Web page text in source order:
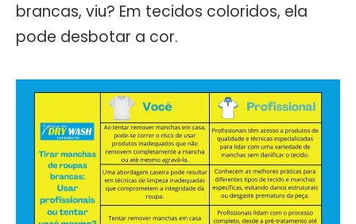
brancas, viu? Em tecidos coloridos, ela
pode desbotar a cor.